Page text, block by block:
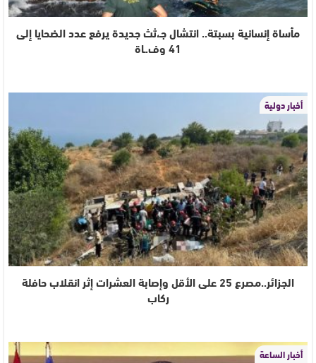
مأساة إنسانية بسبتة.. انتشال جـ،ثث جديدة يرفع عدد الضحايا إلى
41 وف.ـاة
أخبار دولية
الجزائر..مصرع 25 على الأقل وإصابة العشرات إثر انقلاب حافلة
ركاب
أخبار الساعة